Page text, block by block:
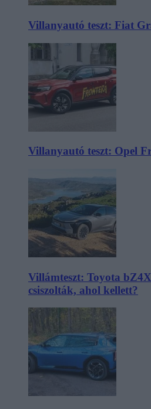
Villanyautó teszt: Fiat
Villanyautó teszt: Opel
Villámteszt: Toyota
csiszolták, ahol kellett?